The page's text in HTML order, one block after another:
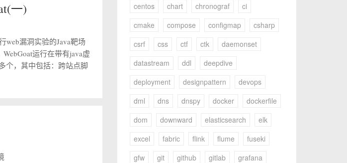
一)
web漏洞实验的Java靶场
运行在带有java虚
个，其中包括：跨站点脚
centos
chart chronograf
ci
cmake
compose configmap
csharp
csrf
css ctf ctk
daemonset
datastream
ddl
deepdive
deployment
designpattern
devops
dml
dns dnspy docker
dockerfile
dom
downward elasticsearch
elk
excel
fabric flink flume
fuseki
gfw
git github gitlab
grafana